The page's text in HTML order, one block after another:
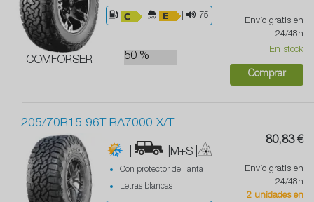
COMFORSER
75
50 %
Envío gratis en
24/48h
En stock
Comprar
205/70R15 96T RA7000 X/T
| |M+S |
Con protector de llanta
Letras blancas
80,83 €
Envío gratis en
24/48h
2 unidades en